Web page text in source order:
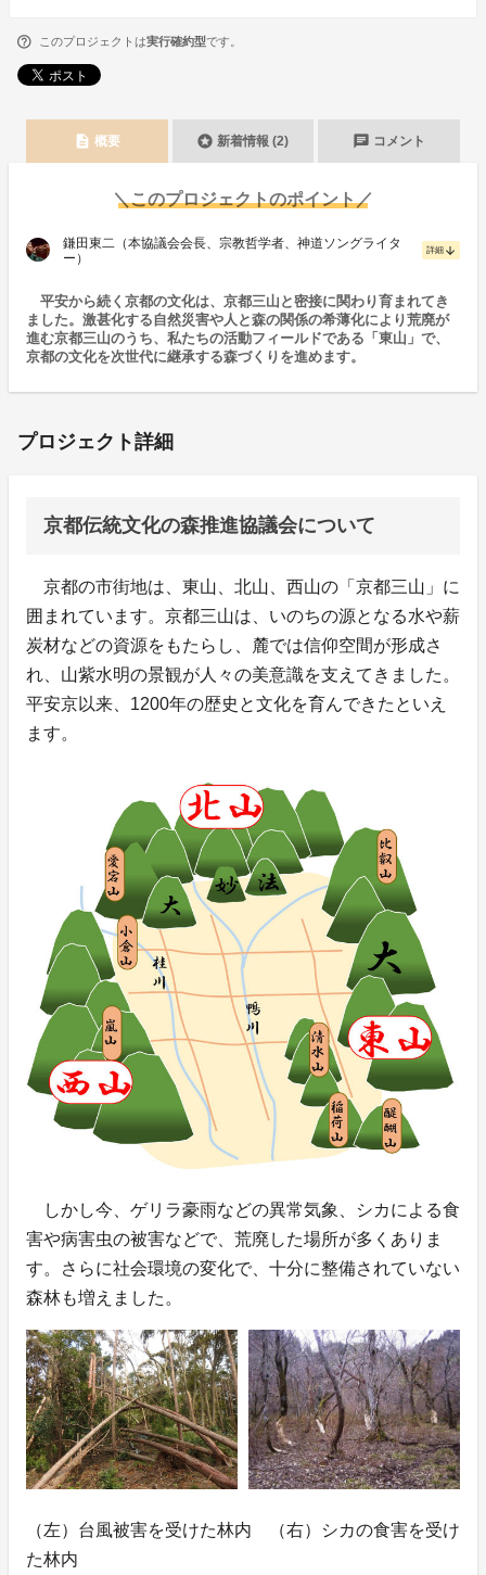
このプロジェクトは実行確約型です。
description 概要 stars 新着情報 (2) chat コメント
＼このプロジェクトのポイント／
鎌田東二（本協議会会長、宗教哲学者、神道ソングライタ
ー）
詳細 arrow_downward
平安から続く京都の文化は、京都三山と密接に関わり育まれてき
ました。激甚化する自然災害や人と森の関係の希薄化により荒廃が
進む京都三山のうち、私たちの活動フィールドである「東山」で、
京都の文化を次世代に継承する森づくりを進めます。
プロジェクト詳細
京都伝統文化の森推進協議会について
京都の市街地は、東山、北山、西山の「京都三山」に
囲まれています。京都三山は、いのちの源となる水や薪
炭材などの資源をもたらし、麓では信仰空間が形成さ
れ、山紫水明の景観が人々の美意識を支えてきました。
平安京以来、1200年の歴史と文化を育んできたといえ
ます。
しかし今、ゲリラ豪雨などの異常気象、シカによる食
害や病害虫の被害などで、荒廃した場所が多くありま
す。さらに社会環境の変化で、十分に整備されていない
森林も増えました。
（左）台風被害を受けた林内 （右）シカの食害を受け
た林内